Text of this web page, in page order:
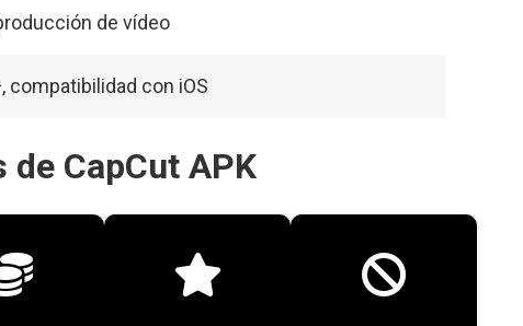
de vídeo
compatibilidad con iOS
CapCut APK